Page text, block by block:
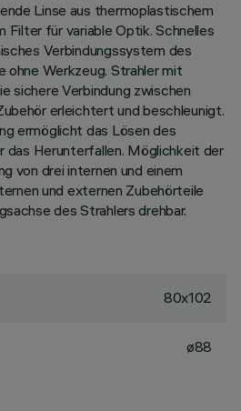
Linse aus thermoplastischem
Filter für variable Optik. Schnelles
Verbindungssystem des
ohne Werkzeug. Strahler mit
sichere Verbindung zwischen
erleichtert und beschleunigt.
ermöglicht das Lösen des
das Herunterfallen. Möglichkeit der
von drei internen und einem
und externen Zubehörteile
des Strahlers drehbar.
80x102
ø88